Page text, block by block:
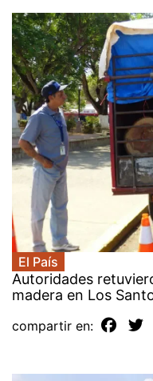
El País
Autoridades
madera en Los
compartir en: